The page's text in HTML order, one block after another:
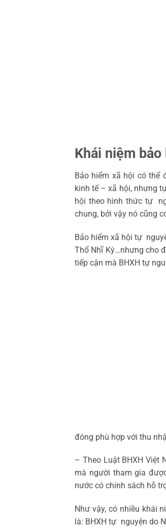
Khái niệm
Bảo hiểm xã hội có thể
kinh tế – xã hội, nhưng
hội theo hình thức tự
chung, bởi vậy nó cũng
Bảo hiểm xã hội tự
Thổ Nhĩ Kỳ…nhưng cho
tiếp cận mà BHXH tự
đóng phù hợp với thu
– Theo Luật BHXH Việt
mà người tham gia
nước có chính sách hỗ
Như vậy, có nhiều khái
là: BHXH tự nguyện do